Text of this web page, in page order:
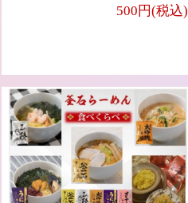
500円(税込)